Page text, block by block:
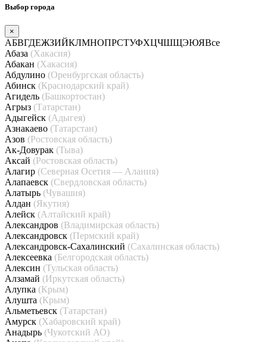
Выбор города
×
АБВГДЕЖЗИЙКЛМНОПРСТУФХЦЧШЩЭЮЯВсе
Абаза (Хакасия)
Абакан (Хакасия)
Абдулино (Оренбургская область)
Абинск (Краснодарский край)
Агидель (Башкортостан)
Агрыз (Татарстан)
Адыгейск (Адыгея)
Азнакаево (Татарстан)
Азов (Ростовская область)
Ак-Довурак (Тыва)
Аксай (Ростовская область)
Алагир (Северная Осетия — Алания)
Алапаевск (Свердловская область)
Алатырь (Чувашия)
Алдан (Якутия)
Алейск (Алтайский край)
Александров (Владимирская область)
Александровск (Пермский край)
Александровск-Сахалинский (Сахалинская область)
Алексеевка (Белгородская область)
Алексин (Тульская область)
Алзамай (Иркутская область)
Алупка (Крым)
Алушта (Крым)
Альметьевск (Татарстан)
Амурск (Хабаровский край)
Анадырь (Чукотский АО)